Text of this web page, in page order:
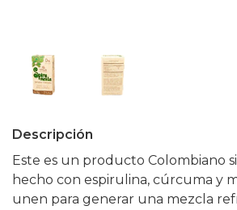
Descripción
Este es un producto Colombiano
hecho con espirulina, cúrcuma y
unen para generar una mezcla